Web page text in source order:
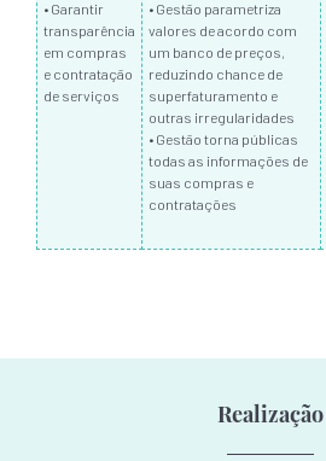
• Garantir
transparência
em compras
e contratação
de serviços
• Gestão parametriza
valores de acordo com
um banco de preços,
reduzindo chance de
superfaturamento e
outras irregularidades
• Gestão torna públicas
todas as informações de
suas compras e
contratações
Realização